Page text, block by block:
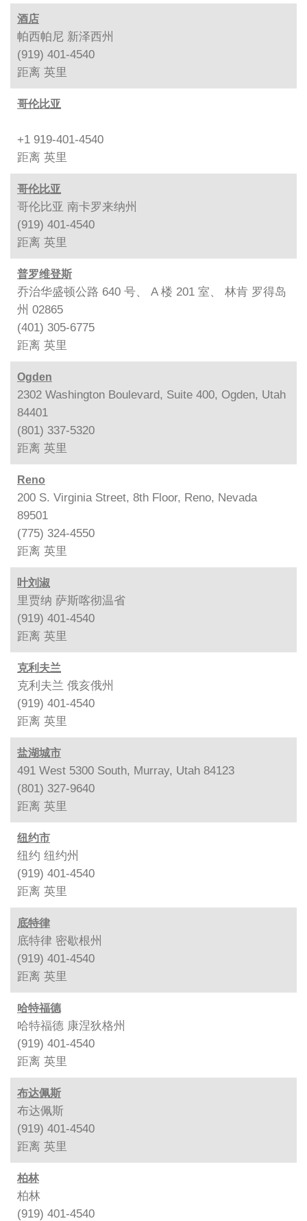
酒店
帕西帕尼 新泽西州
(919) 401-4540
距离 英里
哥伦比亚
+1 919-401-4540
距离 英里
哥伦比亚
哥伦比亚 南卡罗来纳州
(919) 401-4540
距离 英里
普罗维登斯
乔治华盛顿公路 640 号、 A 楼 201 室、 林肯 罗得岛
州 02865
(401) 305-6775
距离 英里
Ogden
2302 Washington Boulevard, Suite 400, Ogden, Utah
84401
(801) 337-5320
距离 英里
Reno
200 S. Virginia Street, 8th Floor, Reno, Nevada
89501
(775) 324-4550
距离 英里
叶刘淑
里贾纳 萨斯喀彻温省
(919) 401-4540
距离 英里
克利夫兰
克利夫兰 俄亥俄州
(919) 401-4540
距离 英里
盐湖城市
491 West 5300 South, Murray, Utah 84123
(801) 327-9640
距离 英里
纽约市
纽约 纽约州
(919) 401-4540
距离 英里
底特律
底特律 密歇根州
(919) 401-4540
距离 英里
哈特福德
哈特福德 康涅狄格州
(919) 401-4540
距离 英里
布达佩斯
布达佩斯
(919) 401-4540
距离 英里
柏林
柏林
(919) 401-4540